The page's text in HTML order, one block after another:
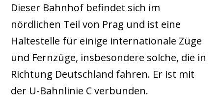
Dieser Bahnhof befindet sich im
nördlichen Teil von Prag und ist eine
Haltestelle für einige internationale Züge
und Fernzüge, insbesondere solche, die in
Richtung Deutschland fahren. Er ist mit
der U-Bahnlinie C verbunden.